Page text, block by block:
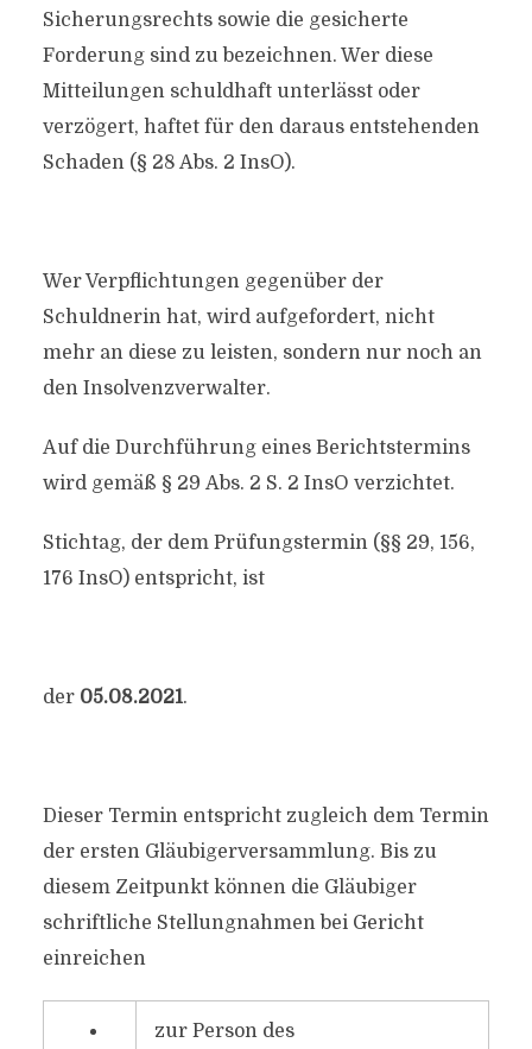
Sicherungsrechts sowie die gesicherte
Forderung sind zu bezeichnen. Wer diese
Mitteilungen schuldhaft unterlässt oder
verzögert, haftet für den daraus entstehenden
Schaden (§ 28 Abs. 2 InsO).
Wer Verpflichtungen gegenüber der
Schuldnerin hat, wird aufgefordert, nicht
mehr an diese zu leisten, sondern nur noch an
den Insolvenzverwalter.
Auf die Durchführung eines Berichtstermins
wird gemäß § 29 Abs. 2 S. 2 InsO verzichtet.
Stichtag, der dem Prüfungstermin (§§ 29, 156,
176 InsO) entspricht, ist
der 05.08.2021.
Dieser Termin entspricht zugleich dem Termin
der ersten Gläubigerversammlung. Bis zu
diesem Zeitpunkt können die Gläubiger
schriftliche Stellungnahmen bei Gericht
einreichen
zur Person des